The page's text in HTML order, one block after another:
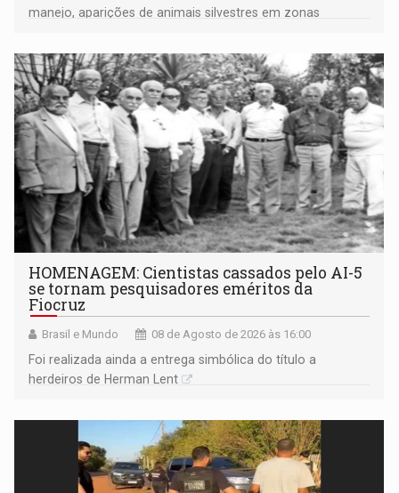
manejo, aparições de animais silvestres em zonas
HOMENAGEM: Cientistas cassados pelo AI-5
se tornam pesquisadores eméritos da
Fiocruz
Brasil e Mundo 08 de Agosto de 2026 às 16:00
Foi realizada ainda a entrega simbólica do título a
herdeiros de Herman Lent